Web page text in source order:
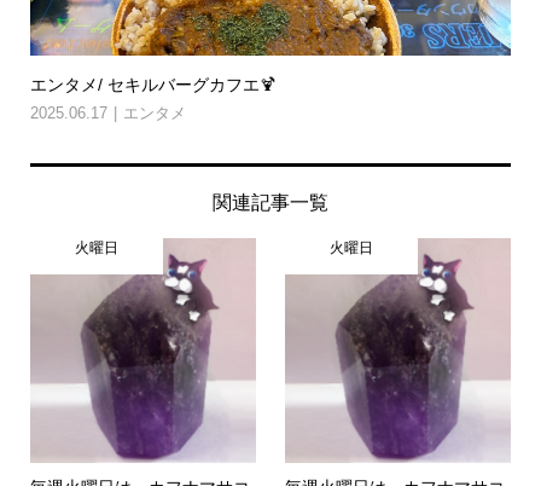
エンタメ/ セキルバーグカフエ🍹
2025.06.17 エンタメ
関連記事一覧
火曜日 火曜日